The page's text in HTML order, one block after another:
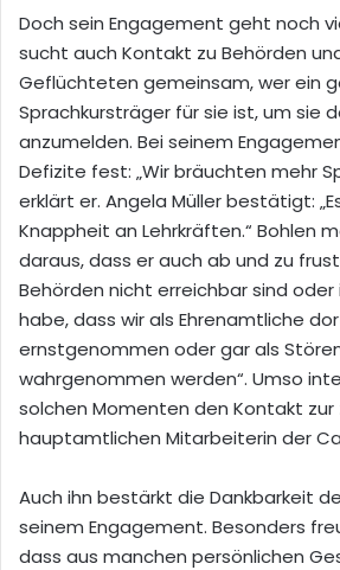
Doch sein Engagement geht noch
sucht auch Kontakt zu Behörden
Geflüchteten gemeinsam, wer ein
Sprachkursträger für sie ist, um sie
anzumelden. Bei seinem
Defizite fest: „Wir bräuchten mehr
erklärt er. Angela Müller bestätigt:
Knappheit an Lehrkräften.“ Bohlen
daraus, dass er auch ab und zu
Behörden nicht erreichbar sind oder
habe, dass wir als Ehrenamtliche
ernstgenommen oder gar als
wahrgenommen werden“. Umso
solchen Momenten den Kontakt
hauptamtlichen Mitarbeiterin der
Auch ihn bestärkt die Dankbarkeit
seinem Engagement. Besonders f
dass aus manchen persönlichen